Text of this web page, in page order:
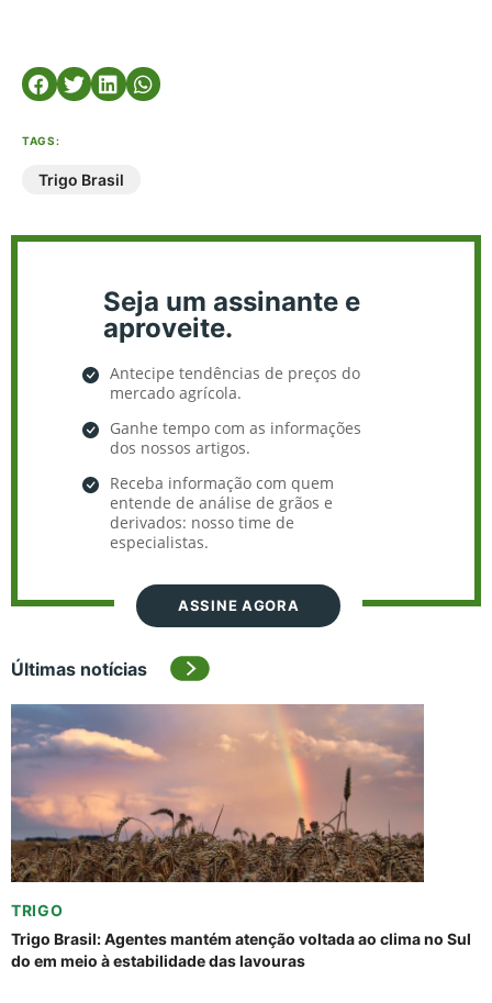
TAGS:
Trigo Brasil
Seja um assinante e
aproveite.
Antecipe tendências de preços do
mercado agrícola.
Ganhe tempo com as informações
dos nossos artigos.
Receba informação com quem
entende de análise de grãos e
derivados: nosso time de
especialistas.
ASSINE AGORA
Últimas notícias
TRIGO
Trigo Brasil: Agentes mantém atenção voltada ao clima no Sul
do em meio à estabilidade das lavouras